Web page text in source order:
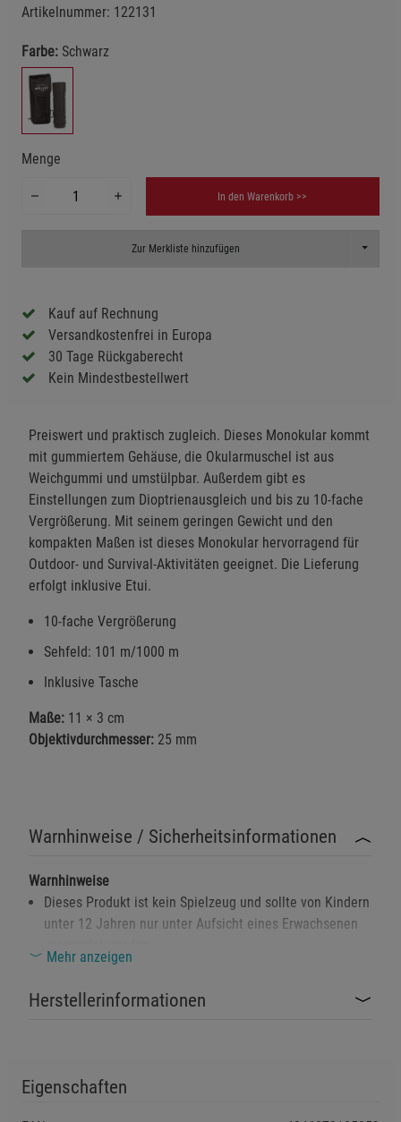
Artikelnummer: 122131
Farbe: Schwarz
Menge
In den Warenkorb >>
Zur Merkliste hinzufügen Toggle
Kauf auf Rechnung
Versandkostenfrei in Europa
30 Tage Rückgaberecht
Kein Mindestbestellwert
Preiswert und praktisch zugleich. Dieses Monokular kommt
mit gummiertem Gehäuse, die Okularmuschel ist aus
Weichgummi und umstülpbar. Außerdem gibt es
Einstellungen zum Dioptrienausgleich und bis zu 10-fache
Vergrößerung. Mit seinem geringen Gewicht und den
kompakten Maßen ist dieses Monokular hervorragend für
Outdoor- und Survival-Aktivitäten geeignet. Die Lieferung
erfolgt inklusive Etui.
10-fache Vergrößerung
Sehfeld: 101 m/1000 m
Inklusive Tasche
Maße: 11 × 3 cm
Objektivdurchmesser: 25 mm
Warnhinweise / Sicherheitsinformationen
Warnhinweise
Dieses Produkt ist kein Spielzeug und sollte von Kindern
unter 12 Jahren nur unter Aufsicht eines Erwachsenen
zu ernsthaften Augenschäden führen kann.
Beim Transport sollten Sie das Fernglas im
Mehr anzeigen
Herstellerinformationen
Eigenschaften